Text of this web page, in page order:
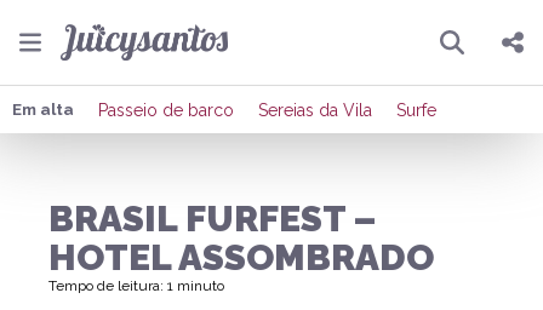
Pesquisar
Compartilhar
Enviar por Whatsapp
Em alta Passeio de barco Sereias da Vila Surfe
BRASIL FURFEST –
HOTEL ASSOMBRADO
Tempo de leitura: 1 minuto